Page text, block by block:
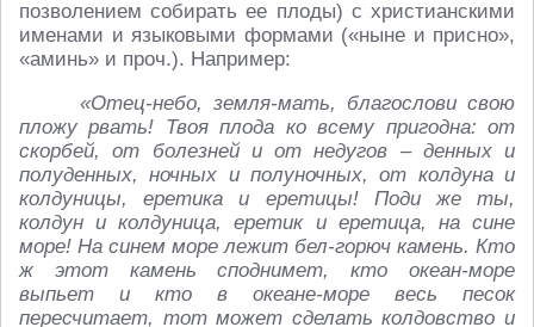
позволением собирать ее плоды) с христианскими
именами и языковыми формами («ныне и присно»,
«аминь» и проч.). Например:
«Отец-небо, земля-мать, благослови свою
пложу рвать! Твоя плода ко всему пригодна: от
скорбей, от болезней и от недугов – денных и
полуденных, ночных и полуночных, от колдуна и
колдуницы, еретика и еретицы! Поди же ты,
колдун и колдуница, еретик и еретица, на сине
море! На синем море лежит бел-горюч камень. Кто
ж этот камень споднимет, кто океан-море
выпьет и кто в океане-море весь песок
пересчитает, тот может сделать колдовство и